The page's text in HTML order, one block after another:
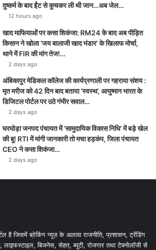
दुष्कर्म के बाद ईंट से कूचकर ली थी जान…अब जेल…
12 hours ago
खाद माफियाओं पर कसा शिकंजा: RM24 के बाद अब पीड़ित
किसान ने खोला ‘जय बालाजी खाद भंडार’ के खिलाफ मोर्चा,
थाने में FIR की मांग तेज!…
2 days ago
अंबिकापुर मेडिकल कॉलेज की कार्यप्रणाली पर गहराया संशय :
मृत मरीज को 42 दिन बाद बताया ‘स्वस्थ’, आयुष्मान भारत के
डिजिटल पोर्टल पर उठे गंभीर सवाल…
2 days ago
घरघोड़ा जनपद पंचायत में ‘सामुदायिक विकास निधि’ में बड़े खेल
की बू! RTI में मांगी जानकारी तो मचा हड़कंप, जिला पंचायत
CEO ने कसा शिकंजा…
2 days ago
है जिसमें ब्रेकिंग न्यूज़ के अलावा राजनीति, प्रशासन, ट्रेंडिंग
बिजनेस, सेहत, ब्यूटी, रोजगार तथा टेक्नोलॉजी से